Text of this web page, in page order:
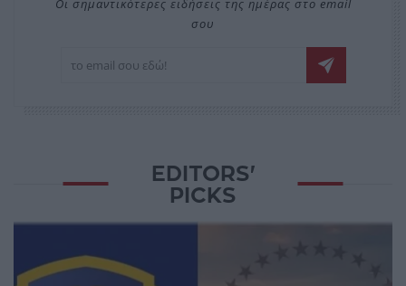
Οι σημαντικότερες ειδήσεις της ημέρας στο email
σου
EDITORS'
PICKS